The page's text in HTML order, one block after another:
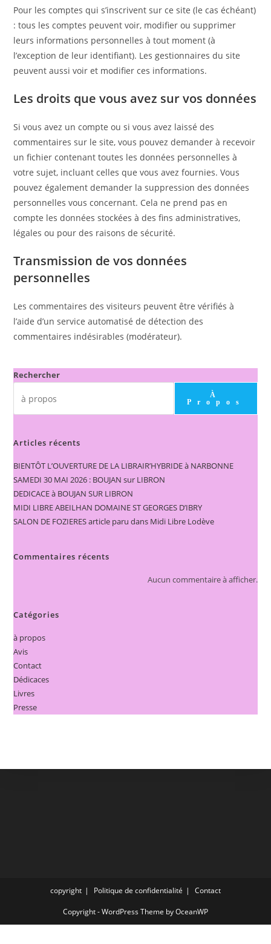
Pour les comptes qui s’inscrivent sur ce site (le cas échéant)
: tous les comptes peuvent voir, modifier ou supprimer
leurs informations personnelles à tout moment (à
l’exception de leur identifiant). Les gestionnaires du site
peuvent aussi voir et modifier ces informations.
Les droits que vous avez sur vos données
Si vous avez un compte ou si vous avez laissé des
commentaires sur le site, vous pouvez demander à recevoir
un fichier contenant toutes les données personnelles à
votre sujet, incluant celles que vous avez fournies. Vous
pouvez également demander la suppression des données
personnelles vous concernant. Cela ne prend pas en
compte les données stockées à des fins administratives,
légales ou pour des raisons de sécurité.
Transmission de vos données
personnelles
Les commentaires des visiteurs peuvent être vérifiés à
l’aide d’un service automatisé de détection des
commentaires indésirables (modérateur).
Rechercher
À
Propos
Articles récents
BIENTÔT L’OUVERTURE DE LA LIBRAIR’HYBRIDE à NARBONNE
SAMEDI 30 MAI 2026 : BOUJAN sur LIBRON
DEDICACE à BOUJAN SUR LIBRON
MIDI LIBRE ABEILHAN DOMAINE ST GEORGES D’IBRY
SALON DE FOZIERES article paru dans Midi Libre Lodève
Commentaires récents
Aucun commentaire à afficher.
Catégories
à propos
Avis
Contact
Dédicaces
Livres
Presse
copyright Politique de confidentialité Contact
Copyright - WordPress Theme by OceanWP